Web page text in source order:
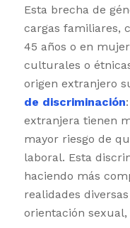
Esta brecha de
cargas familiares,
45 años o en
culturales o
origen extranjero
de discriminación
extranjera tienen
mayor riesgo de
laboral. Esta
haciendo más
realidades
orientación